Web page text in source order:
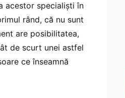
acestor specialiști în
rând, că nu sunt
are posibilitatea,
de scurt unei astfel
ce înseamnă